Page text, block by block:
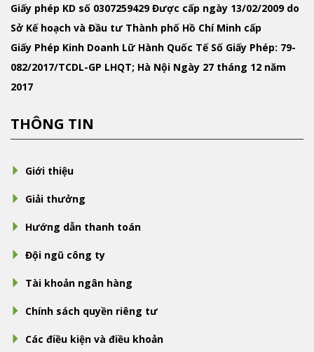
Giấy phép KD số 0307259429 Được cấp ngày 13/02/2009 do
Sở Kế hoạch và Đầu tư Thành phố Hồ Chí Minh cấp
Giấy Phép Kinh Doanh Lữ Hành Quốc TếSố Giấy Phép: 79-
082/2017/TCDL-GP LHQT; Hà Nội Ngày 27 tháng 12 năm
2017
THÔNG TIN
Giới thiệu
Giải thưởng
Hướng dẫn thanh toán
Đội ngũ công ty
Tài khoản ngân hàng
Chính sách quyền riêng tư
Các điều kiện và điều khoản